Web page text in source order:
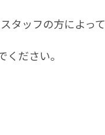
タッフの方によっ
ださい。